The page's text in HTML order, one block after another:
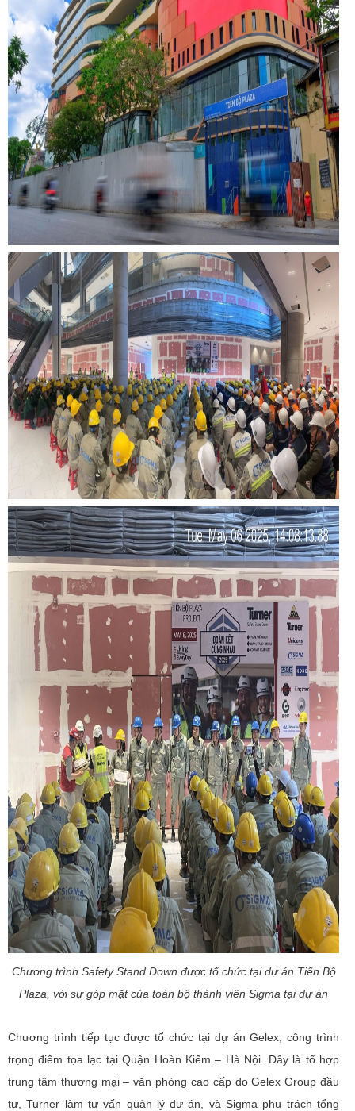
Chương trình Safety Stand Down được tổ chức tại dự án Tiến Bộ
Plaza, với sự góp mặt của toàn bộ thành viên Sigma tại dự án
Chương trình tiếp tục được tổ chức tại dự án Gelex, công trình
trọng điểm tọa lạc tại Quận Hoàn Kiếm – Hà Nội. Đây là tổ hợp
trung tâm thương mại – văn phòng cao cấp do Gelex Group đầu
tư, Turner làm tư vấn quản lý dự án, và Sigma phụ trách tổng